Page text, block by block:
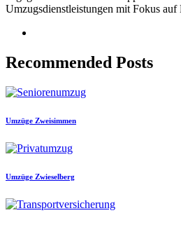
Umzugsdienstleistungen mit Fokus
Recommended Posts
Umzüge Zweisimmen
Umzüge Zwieselberg